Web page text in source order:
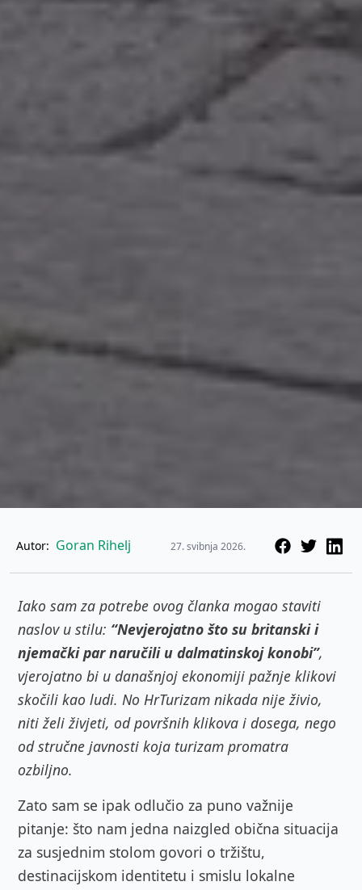
Autor: Goran Rihelj 27. svibnja 2026.
Iako sam za potrebe ovog članka mogao staviti
naslov u stilu: “Nevjerojatno što su britanski i
njemački par naručili u dalmatinskoj konobi”,
vjerojatno bi u današnjoj ekonomiji pažnje klikovi
skočili kao ludi. No HrTurizam nikada nije živio,
niti želi živjeti, od površnih klikova i dosega, nego
od stručne javnosti koja turizam promatra
ozbiljno.
Zato sam se ipak odlučio za puno važnije
pitanje: što nam jedna naizgled obična situacija
za susjednim stolom govori o tržištu,
destinacijskom identitetu i smislu lokalne